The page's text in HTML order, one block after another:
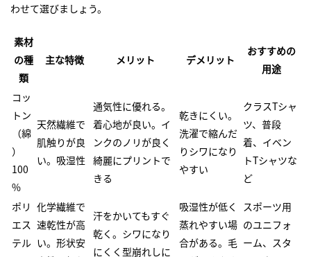
わせて選びましょう。
素材
の種
類
主な特徴 メリット デメリット
おすすめの
用途
コッ
トン
（綿
）
100
%
天然繊維で
肌触りが良
い。吸湿性
通気性に優れる。
着心地が良い。イ
ンクのノリが良く
綺麗にプリントで
きる
乾きにくい。
洗濯で縮んだ
りシワになり
やすい
クラスTシャ
ツ、普段
着、イベン
トTシャツな
ど
ポリ
エス
テル
化学繊維で
速乾性が高
い。形状安
汗をかいてもすぐ
乾く。シワになり
にくく型崩れしに
吸湿性が低く
蒸れやすい場
合がある。毛
スポーツ用
のユニフォ
ーム、スタ